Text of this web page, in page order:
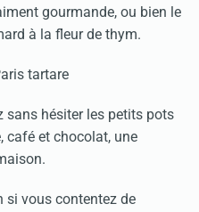
gourmande, ou bien le
à la fleur de thym.
sans hésiter les petits pots
café et chocolat, une
si vous contentez de